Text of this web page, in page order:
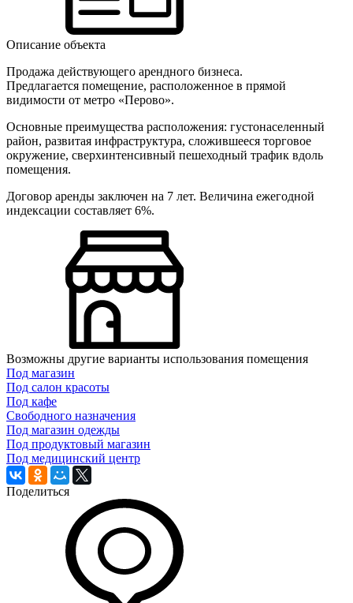
Описание объекта
Продажа действующего арендного бизнеса.
Предлагается помещение, расположенное в прямой
видимости от метро «Перово».
Основные преимущества расположения: густонаселенный
район, развитая инфраструктура, сложившееся торговое
окружение, сверхинтенсивный пешеходный трафик вдоль
помещения.
Договор аренды заключен на 7 лет. Величина ежегодной
индексации составляет 6%.
Возможны другие варианты использования помещения
Под магазин
Под салон красоты
Под кафе
Свободного назначения
Под магазин одежды
Под продуктовый магазин
Под медицинский центр
Поделиться